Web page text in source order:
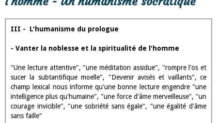
"Il faut ouvrir le livre et soigneusement peser ce qui y est traité".
lexical de la connaissance et de la philosophie "prince des
philosophique", "sage".
- L'orientation philosophique de Rabelais
La lecture de Gargantua doit-être une ivresse au sens médical, un
remède, une médecine, elle est salvatrice, elle guérit les âmes.
Pourquoi? Car elle invite et provoque la sagesse et la vérité. On
peut remarquer le champ lexical de la médecine (référence aux